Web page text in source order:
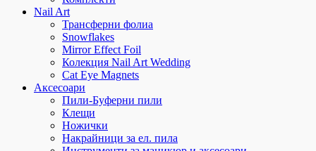
Nail Art
Трансферни фолиа
Snowflakes
Mirror Effect Foil
Колекция Nail Art Wedding
Cat Eye Magnets
Аксесоари
Пили-Буферни пили
Клещи
Ножички
Накрайници за ел. пила